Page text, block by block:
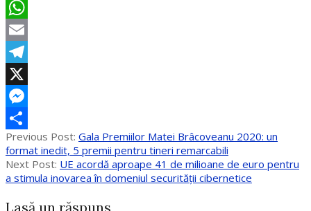
Facebook
WhatsApp
Email
Telegram
X
Messenger
Partajează
2020-
05-
22
Previous Post: Gala Premiilor Matei Brâcoveanu 2020: un
format inedit, 5 premii pentru tineri remarcabili
Next Post: UE acordă aproape 41 de milioane de euro pentru
a stimula inovarea în domeniul securității cibernetice
Lasă un răspuns